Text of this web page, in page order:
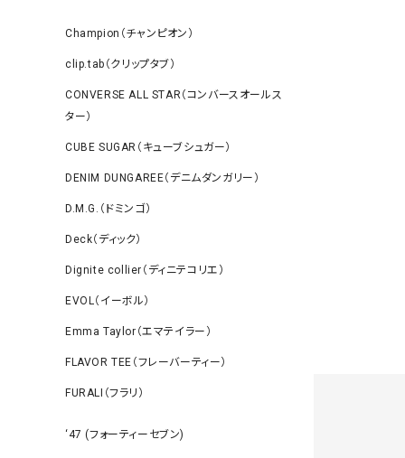
Champion（チャンピオン）
clip.tab（クリップタブ）
CONVERSE ALL STAR（コンバースオールス
ター）
CUBE SUGAR（キューブシュガー）
DENIM DUNGAREE（デニムダンガリー）
D.M.G.（ドミンゴ）
Deck（ディック）
Dignite collier（ディニテコリエ）
EVOL（イーボル）
Emma Taylor（エマテイラー）
FLAVOR TEE（フレーバーティー）
FURALI（フラリ）
‘47 (フォーティーセブン)